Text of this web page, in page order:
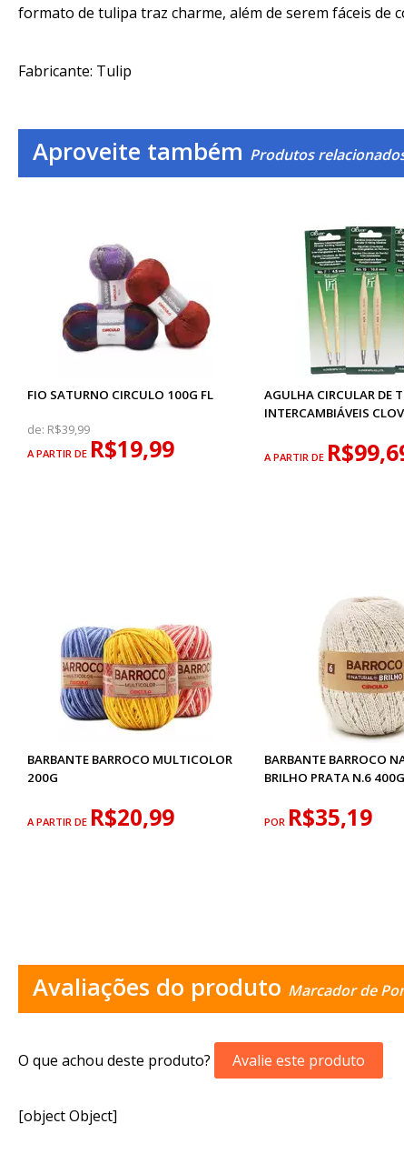
formato de tulipa traz charme, além de serem fáceis de
Fabricante: Tulip
Aproveite também Produtos
FIO SATURNO CIRCULO 100G FL
de: R$39,99
A PARTIR DE R$19,99
AGULHA CIRCULAR DE
INTERCAMBIÁVEIS
A PARTIR DE
BARBANTE BARROCO MULTICOLOR
200G
A PARTIR DE R$20,99
BARBANTE BARROCO
BRILHO PRATA N.6 400G
POR R$35,19
Avaliações do produto Marcador de
O que achou deste produto? Avalie este produto
[object Object]